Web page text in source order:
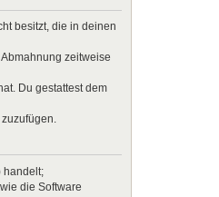
besitzt, die in deinen
zeitweise
Du gestattest dem
handelt;
die Software